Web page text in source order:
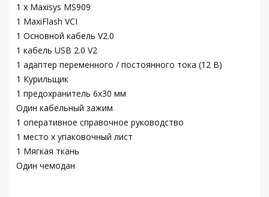
1 x Maxisys MS909
1 MaxiFlash VCI
1 Основной кабель V2.0
1 кабель USB 2.0 V2
1 адаптер переменного / постоянного тока (12 В)
1 Курильщик
1 предохранитель 6x30 мм
Один кабельный зажим
1 оперативное справочное руководство
1 место x упаковочный лист
1 Мягкая ткань
Один чемодан